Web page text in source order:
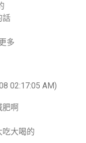
話
多
02:17:05 AM)
肥啊
吃大喝的